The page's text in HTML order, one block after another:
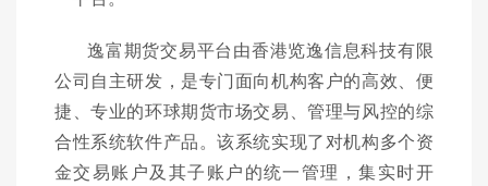
逸富期货交易平台由香港览逸信息科技有限
公司自主研发，是专门面向机构客户的高效、便
捷、专业的环球期货市场交易、管理与风控的综
合性系统软件产品。该系统实现了对机构多个资
金交易账户及其子账户的统一管理，集实时开